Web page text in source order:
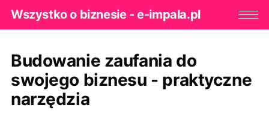
Wszystko o biznesie - e-impala.pl
Budowanie zaufania do
swojego biznesu - praktyczne
narzędzia